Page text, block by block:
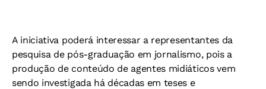
A iniciativa poderá interessar a representantes da
pesquisa de pós-graduação em jornalismo, pois a
produção de conteúdo de agentes midiáticos vem
sendo investigada há décadas em teses e